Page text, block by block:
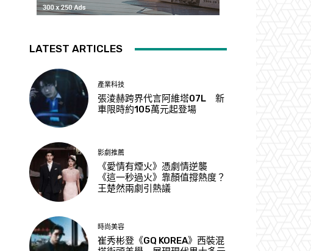
LATEST ARTICLES
產業科技
張淩赫跨界代言阿維塔07L 新
車限時約105萬元起登場
影劇推薦
《愛情有煙火》憑劇情逆襲
《這一秒過火》靠顏值撐熱度？
王楚然兩劇引熱議
時尚美容
崔秀彬登《GQ KOREA》西裝混